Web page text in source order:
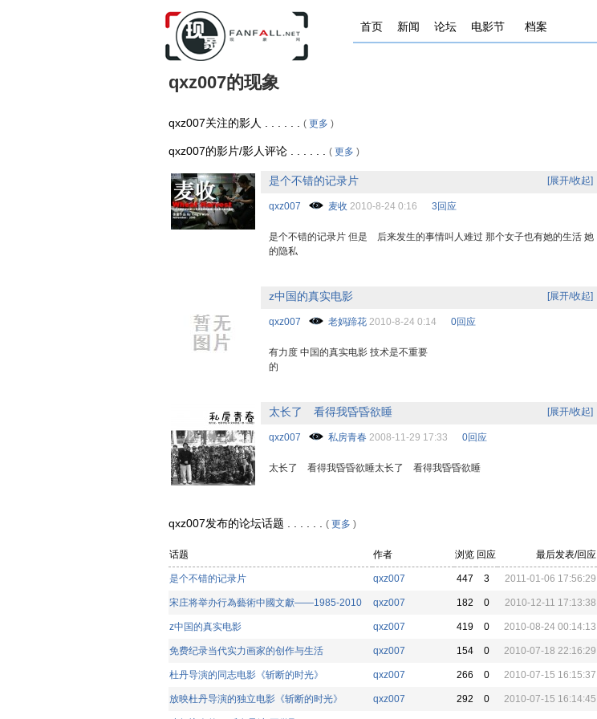
首页 新闻 论坛 电影节 档案
qxz007的现象
qxz007关注的影人 . . . . . . ( 更多 )
qxz007的影片/影人评论 . . . . . . ( 更多 )
是个不错的记录片 [展开/收起]
qxz007 麦收 2010-8-24 0:16 3回应
是个不错的记录片 但是 后来发生的事情叫人难过 那个女子也有她的生活 她
的隐私
z中国的真实电影 [展开/收起]
qxz007 老妈蹄花 2010-8-24 0:14 0回应
有力度 中国的真实电影 技术是不重要
的
太长了 看得我昏昏欲睡 [展开/收起]
qxz007 私房青春 2008-11-29 17:33 0回应
太长了 看得我昏昏欲睡太长了 看得我昏昏欲睡
qxz007发布的论坛话题 . . . . . . ( 更多 )
话题 作者 浏览 回应 最后发表/回应
是个不错的记录片 qxz007 447 3 2011-01-06 17:56:29
宋庄将举办行為藝術中國文獻——1985-2010 qxz007 182 0 2010-12-11 17:13:38
z中国的真实电影 qxz007 419 0 2010-08-24 00:14:13
免费纪录当代实力画家的创作与生活 qxz007 154 0 2010-07-18 22:16:29
杜丹导演的同志电影《斩断的时光》 qxz007 266 0 2010-07-15 16:15:37
放映杜丹导演的独立电影《斩断的时光》 qxz007 292 0 2010-07-15 16:14:45